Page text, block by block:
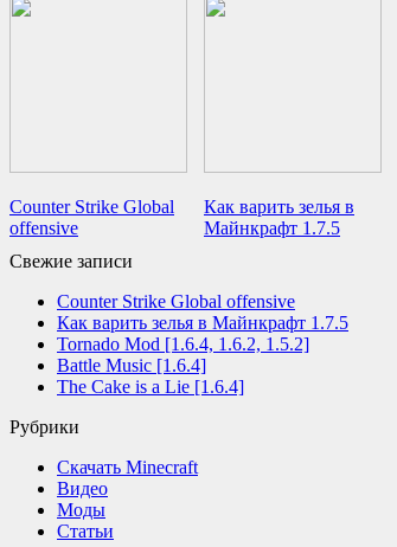
Counter Strike Global
offensive
Как варить зелья в
Майнкрафт 1.7.5
Свежие записи
Counter Strike Global offensive
Как варить зелья в Майнкрафт 1.7.5
Tornado Mod [1.6.4, 1.6.2, 1.5.2]
Battle Music [1.6.4]
The Cake is a Lie [1.6.4]
Рубрики
Cкачать Minecraft
Видео
Моды
Статьи